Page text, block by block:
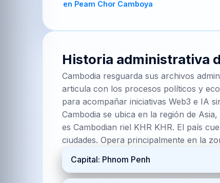
Historia administrativa
Cambodia resguarda sus archivos
articula con los procesos políticos y
para acompañar iniciativas Web3 e IA
Cambodia se ubica en la región de
es Cambodian riel KHR KHR. El país
ciudades. Opera principalmente en la
Capital: Phnom Penh